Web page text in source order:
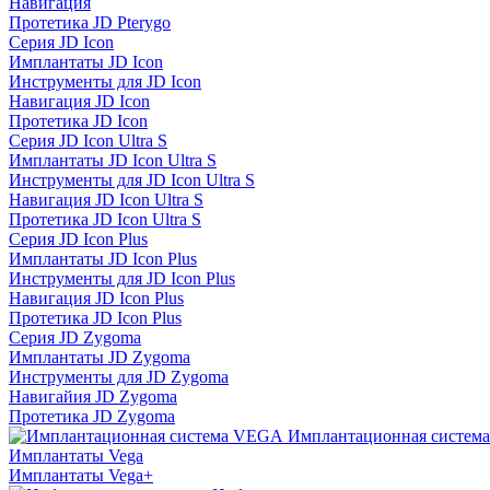
Протетика JD Pterygo
Серия JD Icon
Имплантаты JD Icon
Инструменты для JD Icon
Навигация JD Icon
Протетика JD Icon
Серия JD Icon Ultra S
Имплантаты JD Icon Ultra S
Инструменты для JD Icon Ultra S
Навигация JD Icon Ultra S
Протетика JD Icon Ultra S
Серия JD Icon Plus
Имплантаты JD Icon Plus
Инструменты для JD Icon Plus
Навигация JD Icon Plus
Протетика JD Icon Plus
Серия JD Zygoma
Имплантаты JD Zygoma
Инструменты для JD Zygoma
Навигайия JD Zygoma
Протетика JD Zygoma
Имплантационная
Имплантаты Vega
Имплантаты Vega+